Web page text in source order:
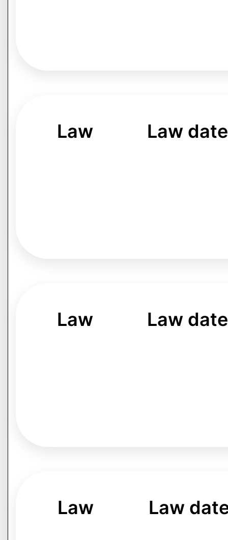
Law Law date
Law Law date
Law Law